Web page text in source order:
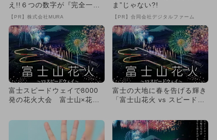
え!!６つの数字が『完全一
致』する方法
【PR】株式会社MURA
ま”じゃない?!
【PR】合同会社デジタルファーム
富士スピードウェイで8000
発の花火大会 富士山×花火×
富士の大地に春を告げる輝き
「富士山花火 vs スピードウ